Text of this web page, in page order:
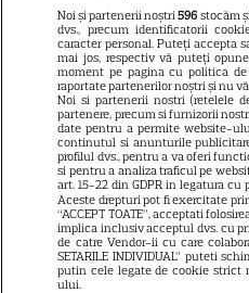
Câte
–
Noi și partenerii noștri596 stocăm
dvs., precum identificatorii
caracter personal. Puteți accepta
mai jos, respectiv vă puteți
moment pe pagina cu politica
raportate partenerilor noștri și nu
Noi si partenerii nostri (retelele
partenere, precum si furnizorii
date pentru a permite website-
continutul si anunturile
profilul dvs., pentru a va oferi
si pentru a analiza traficul pe
art. 15-22 din GDPR in legatura cu
Aceste drepturi pot fi exercitate
“ACCEPT TOATE”, acceptati
implica inclusiv acceptul dvs. cu
de catre Vendor-ii cu care
SETARILE INDIVIDUAL” puteti
putin cele legate de cookie strict
ului.